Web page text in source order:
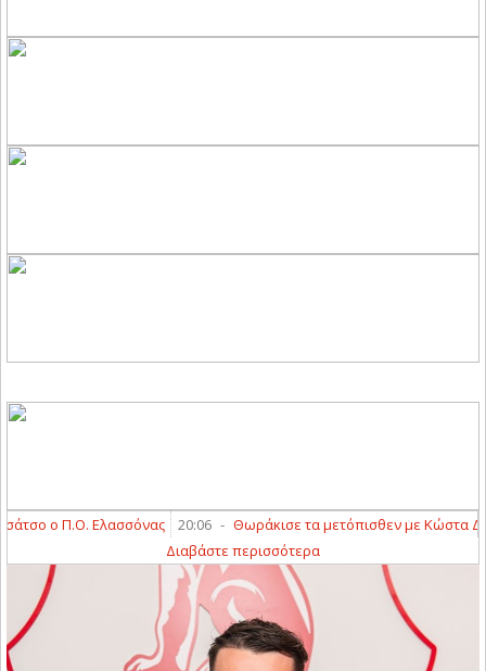
ο Π.Ο. Ελασσόνας 20:06 - Θωράκισε τα μετόπισθεν με Κώστα
Διαβάστε περισσότερα